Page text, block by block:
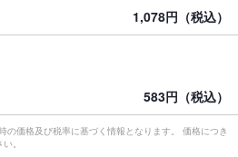
1,078円（税込）
583円（税込）
価格及び税率に基づく情報となります。 価格につき
。